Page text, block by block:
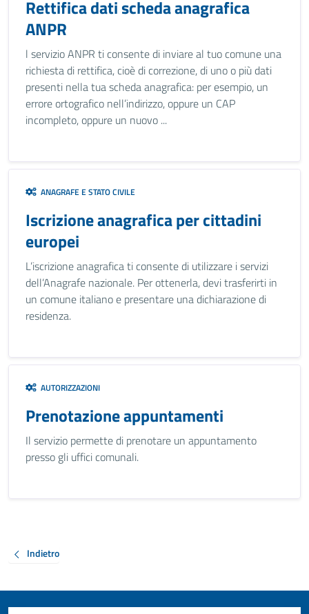
Rettifica dati scheda anagrafica
ANPR
l servizio ANPR ti consente di inviare al tuo comune una
richiesta di rettifica, cioè di correzione, di uno o più dati
presenti nella tua scheda anagrafica: per esempio, un
errore ortografico nell’indirizzo, oppure un CAP
incompleto, oppure un nuovo ...
ANAGRAFE E STATO CIVILE
Iscrizione anagrafica per cittadini
europei
L’iscrizione anagrafica ti consente di utilizzare i servizi
dell’Anagrafe nazionale. Per ottenerla, devi trasferirti in
un comune italiano e presentare una dichiarazione di
residenza.
AUTORIZZAZIONI
Prenotazione appuntamenti
Il servizio permette di prenotare un appuntamento
presso gli uffici comunali.
Indietro